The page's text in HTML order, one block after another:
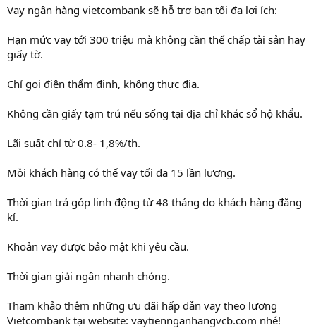
Vay ngân hàng vietcombank sẽ hỗ trợ bạn tối đa lợi ích:
Hạn mức vay tới 300 triệu mà không cần thế chấp tài sản hay
giấy tờ.
Chỉ gọi điện thẩm định, không thực địa.
Không cần giấy tạm trú nếu sống tại địa chỉ khác sổ hộ khẩu.
Lãi suất chỉ từ 0.8- 1,8%/th.
Mỗi khách hàng có thể vay tối đa 15 lần lương.
Thời gian trả góp linh động từ 48 tháng do khách hàng đăng
kí.
Khoản vay được bảo mật khi yêu cầu.
Thời gian giải ngân nhanh chóng.
Tham khảo thêm những ưu đãi hấp dẫn vay theo lương
Vietcombank tại website: vaytiennganhangvcb.com nhé!